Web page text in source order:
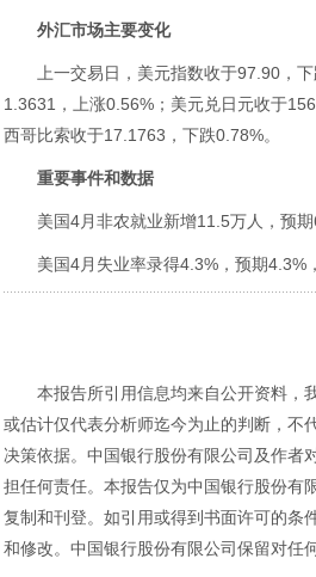
外汇市场主要变化
上一交易日，美元指数收于97.90，
1.3631，上涨0.56%；美元兑日元收于
西哥比索收于17.1763，下跌0.78%。
重要事件和数据
美国4月非农就业新增11.5万人，预
美国4月失业率录得4.3%，预期4.3%
本报告所引用信息均来自公开资料，
或估计仅代表分析师迄今为止的判断，不
决策依据。中国银行股份有限公司及作者
担任何责任。本报告仅为中国银行股份有
复制和刊登。如引用或得到书面许可的条
和修改。中国银行股份有限公司保留对任